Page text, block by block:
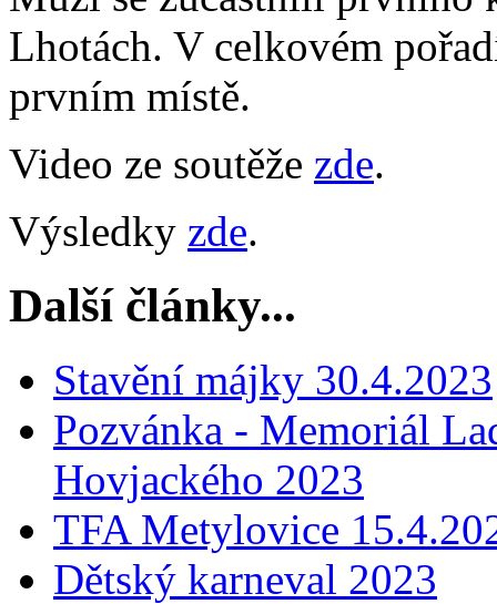
Lhotách. V celkovém
prvním místě.
Video ze soutěže zde.
Výsledky zde.
Další články...
Stavění májky 30.4.2023
Pozvánka - Memoriál
Hovjackého 2023
TFA Metylovice
Dětský karneval 2023